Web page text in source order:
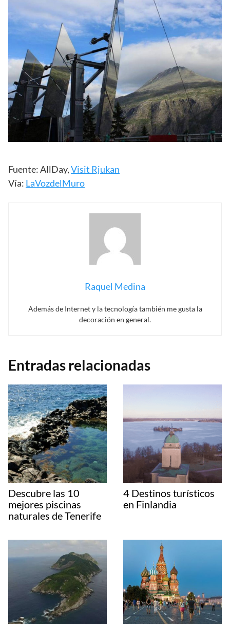
Fuente: AllDay,Visit Rjukan
Vía: LaVozdelMuro
Raquel Medina
Además de Internet y la tecnología también me gusta la
decoración en general.
Entradas relacionadas
Descubre las 10
mejores piscinas
naturales de Tenerife
4 Destinos turísticos
en Finlandia